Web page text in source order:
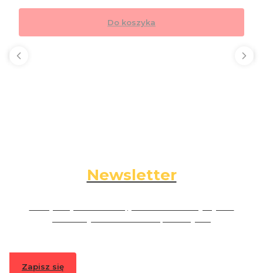
Do koszyka
Newsletter
Zapisz się